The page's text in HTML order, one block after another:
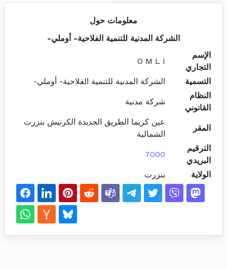
معلومات حول
الشركة المدنية للتنمية الفلاحية- أوملي-
الإسم
التجاري
O M L I
التسمية
الشركة المدنية للتنمية الفلاحية- أوملي-
النظام
القانوني
شركة مدنية
المقر
عين كريما الطريق الجديدة الكرنيش بنزرت
الشمالية
الترقيم
البريدي
7000
الولاية بنزرت